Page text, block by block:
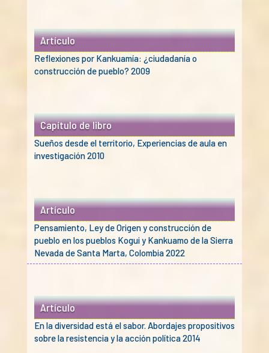
Artículo
Reflexiones por Kankuamía: ¿ciudadanía o
construcción de pueblo? 2009
Capítulo de libro
Sueños desde el territorio, Experiencias de aula en
investigación 2010
Artículo
Pensamiento, Ley de Origen y construcción de
pueblo en los pueblos Kogui y Kankuamo de la Sierra
Nevada de Santa Marta, Colombia 2022
Artículo
En la diversidad está el sabor. Abordajes propositivos
sobre la resistencia y la acción política 2014